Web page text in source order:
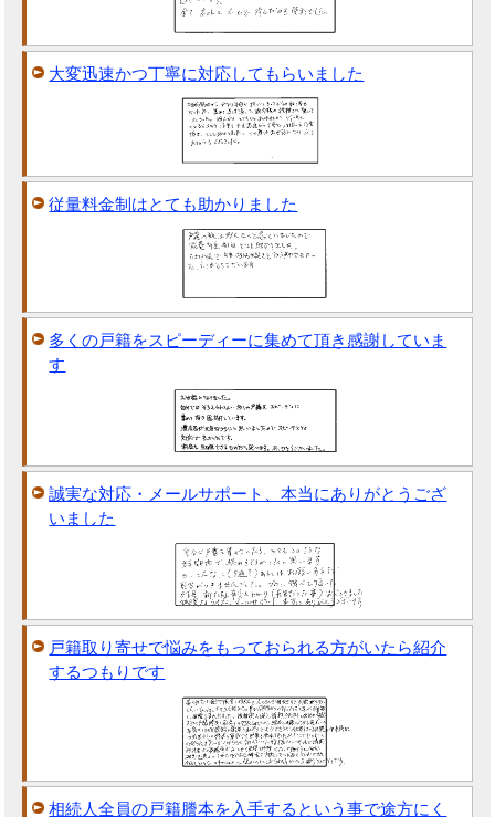
大変迅速かつ丁寧に対応してもらいました
従量料金制はとても助かりました
多くの戸籍をスピーディーに集めて頂き感謝していま
す
誠実な対応・メールサポート、本当にありがとうござ
いました
戸籍取り寄せで悩みをもっておられる方がいたら紹介
するつもりです
相続人全員の戸籍謄本を入手するという事で途方にく